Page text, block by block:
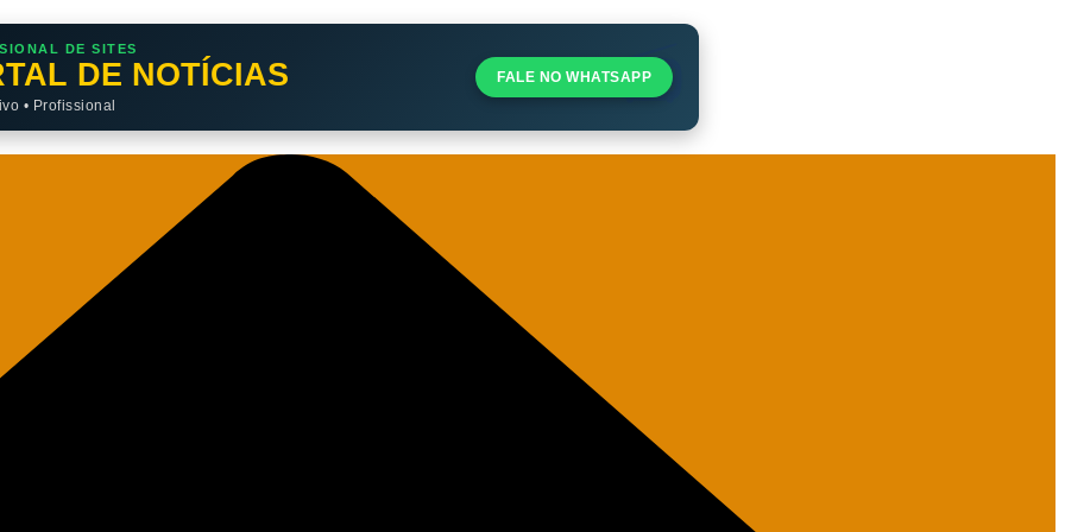
DE SITES
DE NOTÍCIAS
• Profissional
FALE NO WHATSAPP